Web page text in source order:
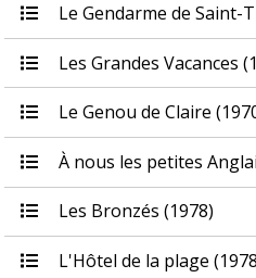
Le Gendarme de Saint-
Les Grandes Vacances
Le Genou de Claire
À nous les petites
Les Bronzés (1978)
L'Hôtel de la plage